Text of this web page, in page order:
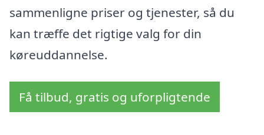
sammenligne priser og tjenester, så du
kan træffe det rigtige valg for din
køreuddannelse.
Få tilbud, gratis og uforpligtende